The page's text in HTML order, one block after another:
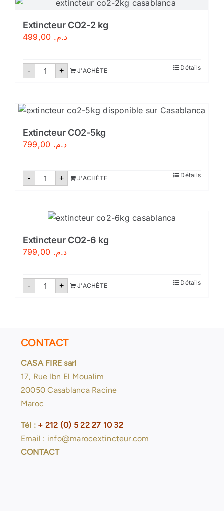
Extincteur CO2-2 kg
د.م.
- quantité
kg
+ J'ACHÈTE Détails
Extincteur CO2-5kg
د.م.
- quantité
+ J'ACHÈTE Détails
Extincteur CO2-6 kg
د.م.
- quantité
+ J'ACHÈTE Détails
CONTACT
CASA FIRE sarl
17, Rue Ibn El Moualim
20050 Casablanca Racine
Maroc
Tél : + 212 (0) 5 22 27 10 32
Email : info@marocextincteur.com
CONTACT